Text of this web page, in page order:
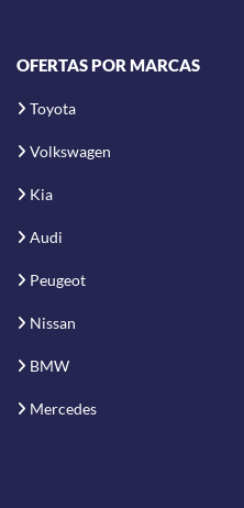
OFERTAS POR MARCAS
Toyota
Volkswagen
Kia
Audi
Peugeot
Nissan
BMW
Mercedes